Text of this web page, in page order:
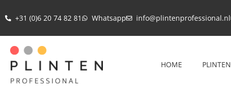
+31 (0)6 20 74 82 81 Whatsapp info@plintenprofessional.nl
HOME PLINTEN